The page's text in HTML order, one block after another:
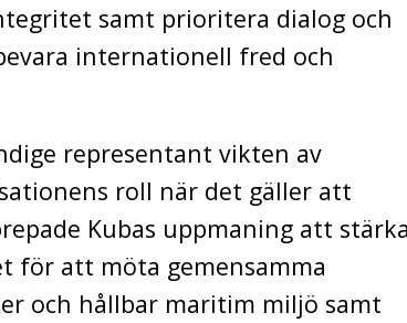
samt prioritera dialog och
internationell fred och
representant vikten av
roll när det gäller att
Kubas uppmaning att stärka
för att möta gemensamma
och hållbar maritim miljö samt